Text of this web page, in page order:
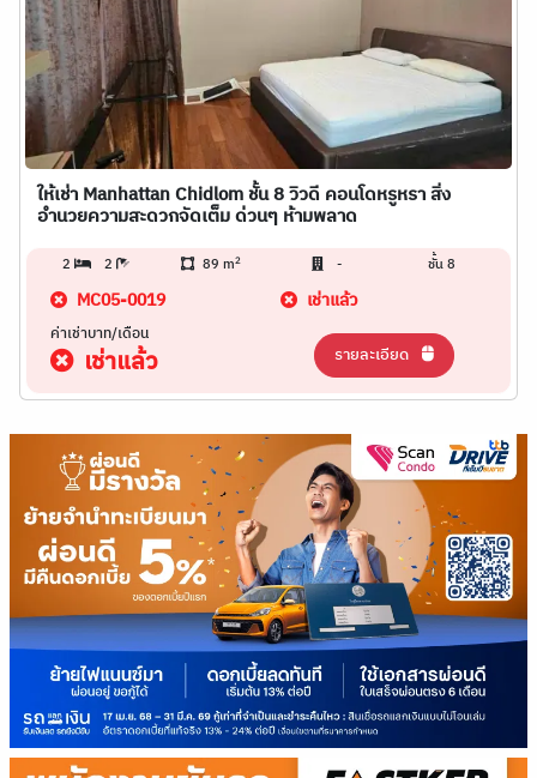
ให้เช่า Manhattan Chidlom ชั้น 8 วิวดี คอนโดหรูหรา สิ่ง
อำนวยความสะดวกจัดเต็ม ด่วนๆ ห้ามพลาด
2 2 89 m2 - ชั้น 8
MC05-0019 เช่าแล้ว
ค่าเช่าบาท/เดือน
เช่าแล้ว รายละเอียด